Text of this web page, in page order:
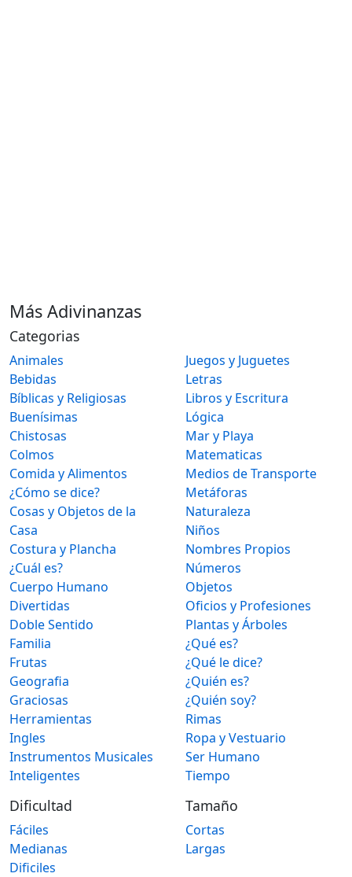
Más Adivinanzas
Categorias
Animales
Bebidas
Bíblicas y Religiosas
Buenísimas
Chistosas
Colmos
Comida y Alimentos
¿Cómo se dice?
Cosas y Objetos de la
Casa
Costura y Plancha
¿Cuál es?
Cuerpo Humano
Divertidas
Doble Sentido
Familia
Frutas
Geografia
Graciosas
Herramientas
Ingles
Instrumentos Musicales
Inteligentes
Juegos y Juguetes
Letras
Libros y Escritura
Lógica
Mar y Playa
Matematicas
Medios de Transporte
Metáforas
Naturaleza
Niños
Nombres Propios
Números
Objetos
Oficios y Profesiones
Plantas y Árboles
¿Qué es?
¿Qué le dice?
¿Quién es?
¿Quién soy?
Rimas
Ropa y Vestuario
Ser Humano
Tiempo
Dificultad
Fáciles
Medianas
Dificiles
Tamaño
Cortas
Largas